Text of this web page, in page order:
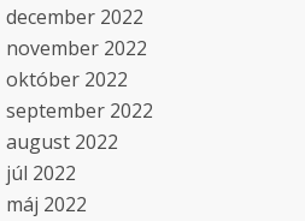
december 2022
november 2022
október 2022
september 2022
august 2022
júl 2022
máj 2022